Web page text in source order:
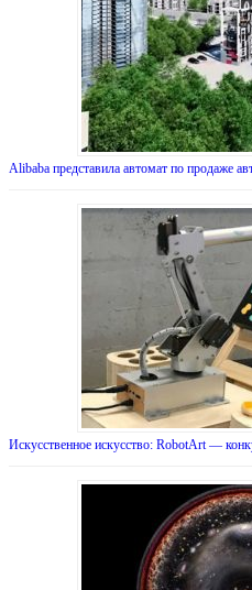
Alibaba представила автомат по продаже
Искусственное искусство: RobotArt —